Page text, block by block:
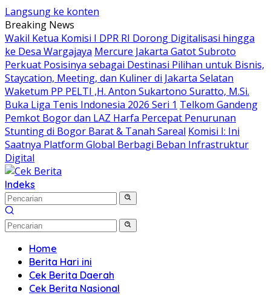
Langsung ke konten
Breaking News
Wakil Ketua Komisi I DPR RI Dorong Digitalisasi hingga
ke Desa Wargajaya Mercure Jakarta Gatot Subroto
Perkuat Posisinya sebagai Destinasi Pilihan untuk Bisnis,
Staycation, Meeting, dan Kuliner di Jakarta Selatan
Waketum PP PELTI ,H. Anton Sukartono Suratto, M.Si.
Buka Liga Tenis Indonesia 2026 Seri 1 Telkom Gandeng
Pemkot Bogor dan LAZ Harfa Percepat Penurunan
Stunting di Bogor Barat & Tanah Sareal Komisi I: Ini
Saatnya Platform Global Berbagi Beban Infrastruktur
Digital
Indeks
Home
Berita Hari ini
Cek Berita Daerah
Cek Berita Nasional